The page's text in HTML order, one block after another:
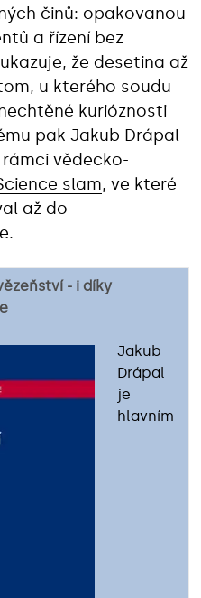
činů: opakovanou
a řízení bez
že desetina až
u kterého soudu
kurióznosti
pak Jakub Drápal
vědecko-
slam, ve které
až do
- i díky
Jakub
Drápal
je
hlavním